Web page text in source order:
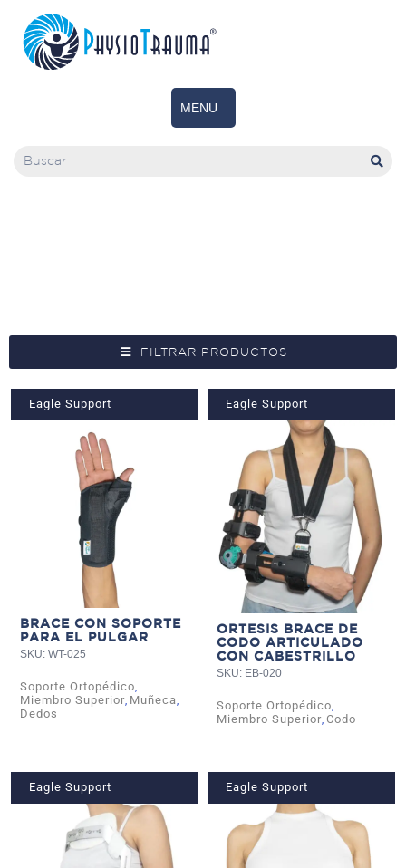
FILTRAR PRODUCTOS
Eagle Support
BRACE CON SOPORTE
PARA EL PULGAR
SKU: WT-025
Soporte Ortopédico
Miembro Superior Muñeca
Dedos
Eagle Support
ORTESIS BRACE DE
CODO ARTICULADO
CON CABESTRILLO
SKU: EB-020
Soporte Ortopédico,
Miembro Superior, Codo
Eagle Support Eagle Support